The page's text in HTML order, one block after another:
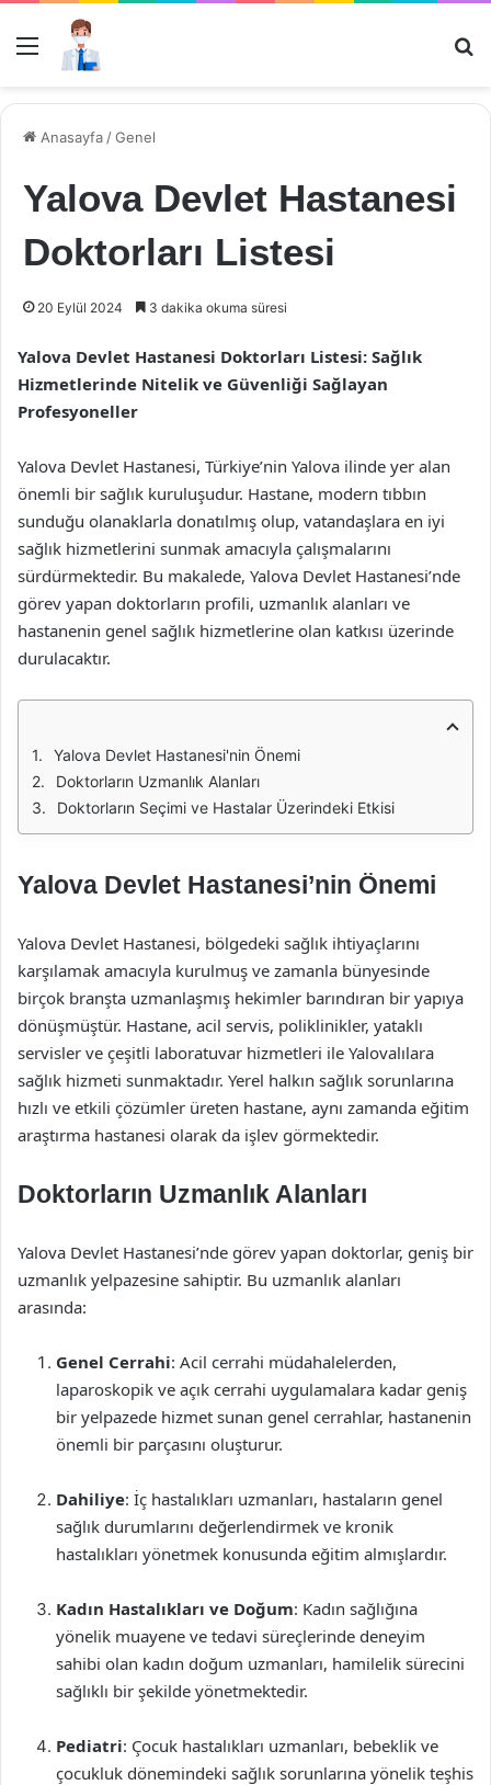
Menü
Anasayfa /Genel
Yalova Devlet Hastanesi
Doktorları Listesi
20 Eylül 2024 3 dakika okuma süresi
Yalova Devlet Hastanesi Doktorları Listesi: Sağlık
Hizmetlerinde Nitelik ve Güvenliği Sağlayan
Profesyoneller
Yalova Devlet Hastanesi, Türkiye’nin Yalova ilinde yer alan
önemli bir sağlık kuruluşudur. Hastane, modern tıbbın
sunduğu olanaklarla donatılmış olup, vatandaşlara en iyi
sağlık hizmetlerini sunmak amacıyla çalışmalarını
sürdürmektedir. Bu makalede, Yalova Devlet Hastanesi’nde
görev yapan doktorların profili, uzmanlık alanları ve
hastanenin genel sağlık hizmetlerine olan katkısı üzerinde
durulacaktır.
Yalova Devlet Hastanesi'nin Önemi
Doktorların Uzmanlık Alanları
Doktorların Seçimi ve Hastalar Üzerindeki Etkisi
Yalova Devlet Hastanesi’nin Önemi
Yalova Devlet Hastanesi, bölgedeki sağlık ihtiyaçlarını
karşılamak amacıyla kurulmuş ve zamanla bünyesinde
birçok branşta uzmanlaşmış hekimler barındıran bir yapıya
dönüşmüştür. Hastane, acil servis, poliklinikler, yataklı
servisler ve çeşitli laboratuvar hizmetleri ile Yalovalılara
sağlık hizmeti sunmaktadır. Yerel halkın sağlık sorunlarına
hızlı ve etkili çözümler üreten hastane, aynı zamanda eğitim
araştırma hastanesi olarak da işlev görmektedir.
Doktorların Uzmanlık Alanları
Yalova Devlet Hastanesi’nde görev yapan doktorlar, geniş bir
uzmanlık yelpazesine sahiptir. Bu uzmanlık alanları
arasında:
Genel Cerrahi: Acil cerrahi müdahalelerden,
laparoskopik ve açık cerrahi uygulamalara kadar geniş
bir yelpazede hizmet sunan genel cerrahlar, hastanenin
önemli bir parçasını oluşturur.
Dahiliye: İç hastalıkları uzmanları, hastaların genel
sağlık durumlarını değerlendirmek ve kronik
hastalıkları yönetmek konusunda eğitim almışlardır.
Kadın Hastalıkları ve Doğum: Kadın sağlığına
yönelik muayene ve tedavi süreçlerinde deneyim
sahibi olan kadın doğum uzmanları, hamilelik sürecini
sağlıklı bir şekilde yönetmektedir.
Pediatri: Çocuk hastalıkları uzmanları, bebeklik ve
çocukluk dönemindeki sağlık sorunlarına yönelik teşhis